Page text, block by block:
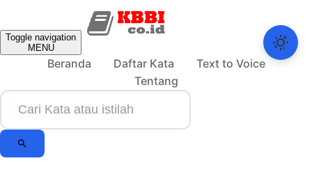
Toggle navigation
MENU
Beranda Daftar Kata
Text to Voice
Tentang